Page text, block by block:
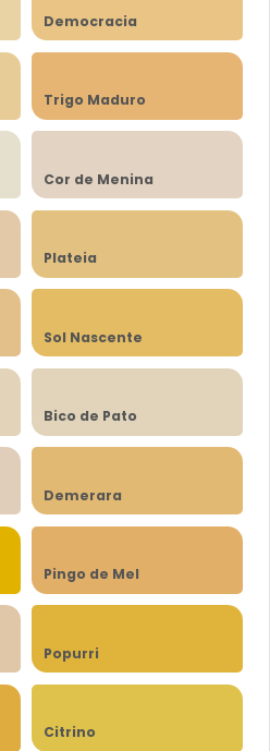
Democracia
Trigo Maduro
Cor de Menina
Plateia
Sol Nascente
Bico de Pato
Demerara
Pingo de Mel
Popurri
Citrino